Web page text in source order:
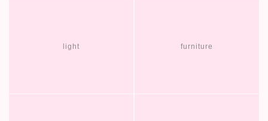
light furniture